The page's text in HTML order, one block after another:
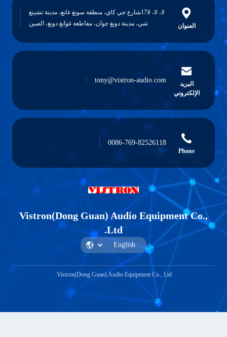
لا، لا، لا17شارع جي كاي، منطقة سونغ غانغ، مدينة تشينغ
شي، مدينة دونغ جوان، مقاطعة غوانغ دونغ، الصين
tony@vistron-
0086-769-
Vistron(Dong Guan) Audio
Ltd.
Vistron(Dong Guan) Audio Equipment